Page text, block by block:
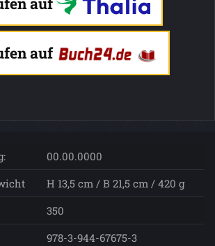
auf
00.00.0000
H 13,5 cm / B 21,5 cm / 420 g
350
978-3-944-67675-3